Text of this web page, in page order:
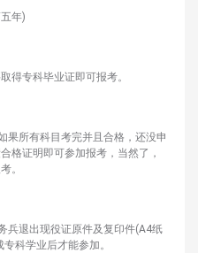
年)
得专科毕业证即可报考。
果所有科目考完并且合格，还没申
格证明即可参加报考，当然了，
。
兵退出现役证原件及复印件(A4纸
科学业后才能参加。